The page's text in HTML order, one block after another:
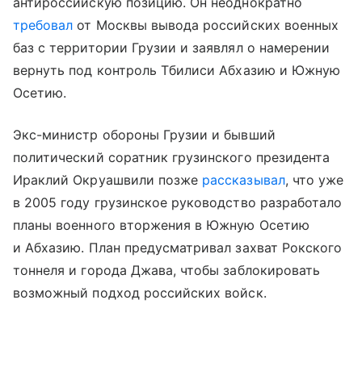
требовал от Москвы вывода российских военных
баз с территории Грузии и заявлял о намерении
вернуть под контроль Тбилиси Абхазию и Южную
Осетию.
Экс-министр обороны Грузии и бывший
политический соратник грузинского президента
Ираклий Окруашвили позже рассказывал, что уже
в 2005 году грузинское руководство разработало
планы военного вторжения в Южную Осетию
и Абхазию. План предусматривал захват Рокского
тоннеля и города Джава, чтобы заблокировать
возможный подход российских войск.